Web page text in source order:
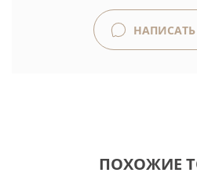
НАПИСАТЬ
ПОХОЖИЕ